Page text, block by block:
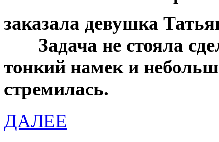
заказала девушка
Задача не стояла
тонкий намек и
стремилась.
ДАЛЕЕ